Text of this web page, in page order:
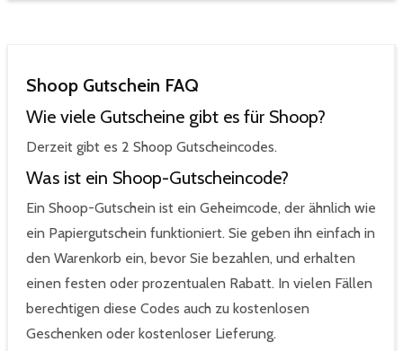
Shoop Gutschein FAQ
Wie viele Gutscheine gibt es für Shoop?
Derzeit gibt es 2 Shoop Gutscheincodes.
Was ist ein Shoop-Gutscheincode?
Ein Shoop-Gutschein ist ein Geheimcode, der ähnlich wie
ein Papiergutschein funktioniert. Sie geben ihn einfach in
den Warenkorb ein, bevor Sie bezahlen, und erhalten
einen festen oder prozentualen Rabatt. In vielen Fällen
berechtigen diese Codes auch zu kostenlosen
Geschenken oder kostenloser Lieferung.